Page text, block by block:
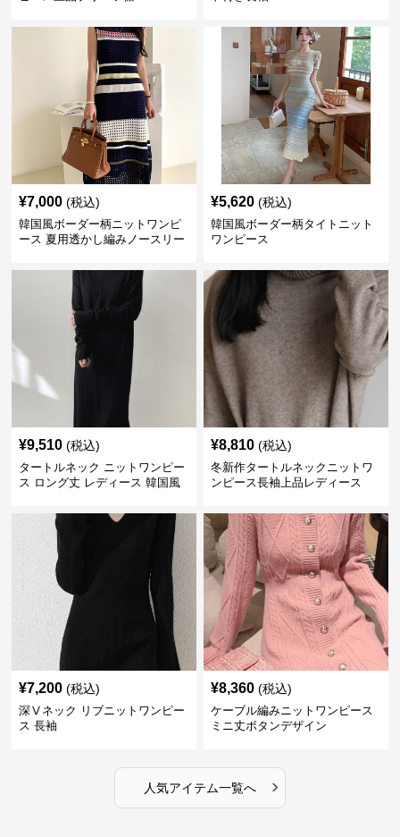
¥7,000 (税込)
韓国風ボーダー柄ニットワンピ
ース 夏用透かし編みノースリー
¥5,620 (税込)
韓国風ボーダー柄タイトニット
ワンピース
¥9,510 (税込)
タートルネック ニットワンピー
ス ロング丈 レディース 韓国風
¥8,810 (税込)
冬新作タートルネックニットワ
ンピース長袖上品レディース
¥7,200 (税込)
深Ⅴネック リブニットワンピー
ス 長袖
¥8,360 (税込)
ケーブル編みニットワンピース
ミニ丈ボタンデザイン
人気アイテム一覧へ ›